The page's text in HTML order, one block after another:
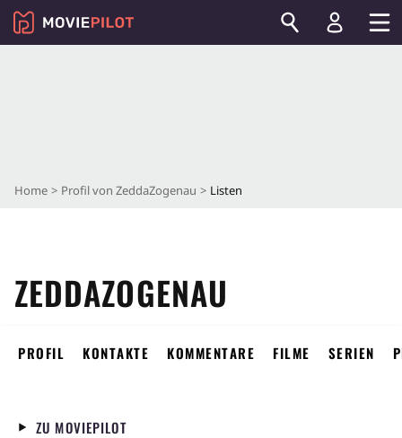
Home Profil von ZeddaZogenau Listen
ZEDDAZOGENAU
PROFIL KONTAKTE KOMMENTARE FILME SERIEN
ZU MOVIEPILOT